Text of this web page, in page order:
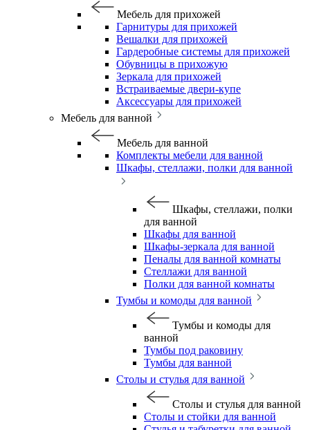
Мебель для прихожей
Гарнитуры для прихожей
Вешалки для прихожей
Гардеробные системы для прихожей
Обувницы в прихожую
Зеркала для прихожей
Встраиваемые двери-купе
Аксессуары для прихожей
Мебель для ванной
Мебель для ванной
Комплекты мебели для ванной
Шкафы, стеллажи, полки для ванной
Шкафы, стеллажи, полки
для ванной
Шкафы для ванной
Шкафы-зеркала для ванной
Пеналы для ванной комнаты
Стеллажи для ванной
Полки для ванной комнаты
Тумбы и комоды для ванной
Тумбы и комоды для
ванной
Тумбы под раковину
Тумбы для ванной
Столы и стулья для ванной
Столы и стулья для ванной
Столы и стойки для ванной